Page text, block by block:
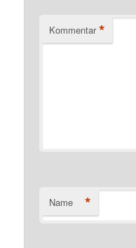
Kommentar *
Name *